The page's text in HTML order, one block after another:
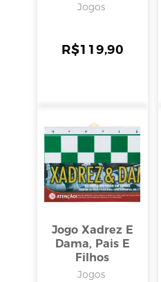
Jogos
R$119,90
Jogo Xadrez E
Dama, Pais E
Filhos
Jogos